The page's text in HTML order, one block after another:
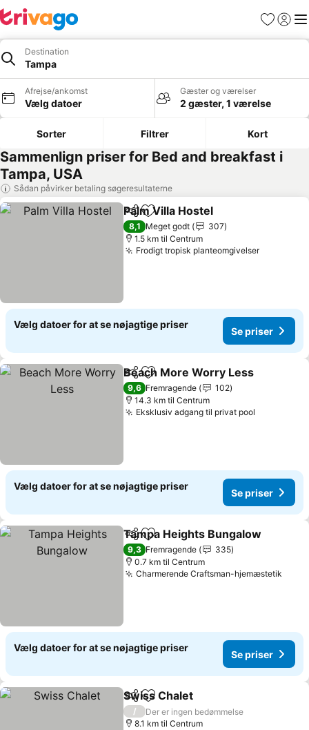
Favoritter
Log ind
Destination
Tampa
Afrejse/ankomst
Vælg datoer
Gæster og værelser
2 gæster, 1 værelse
Sorter Filtrer Kort
Sammenlign priser for Bed and breakfast i
Tampa, USA
Sådan påvirker betaling søgeresultaterne
Del Føj til favoritter
Palm Villa Hostel
8,1 Meget godt
307
1.5 km til Centrum
Frodigt tropisk planteomgivelser
Vælg datoer for at se nøjagtige priser
Se priser
Del Føj til favoritter
Beach More Worry Less
9,6 Fremragende
102
14.3 km til Centrum
Eksklusiv adgang til privat pool
Vælg datoer for at se nøjagtige priser
Se priser
Del Føj til favoritter
Tampa Heights Bungalow
9,3 Fremragende
335
0.7 km til Centrum
Charmerende Craftsman-hjemæstetik
Vælg datoer for at se nøjagtige priser
Se priser
Del Føj til favoritter
Swiss Chalet
/
Der er ingen bedømmelse
8.1 km til Centrum